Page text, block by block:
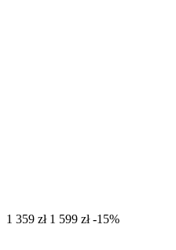
‍1 359‍ zł ‍1 599‍ zł -15%